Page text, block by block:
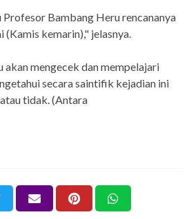
Bambang Heru rencananya
(Kamis kemarin)," jelasnya.
mengecek dan mempelajari
secara saintifik kejadian ini
tidak. (Antara